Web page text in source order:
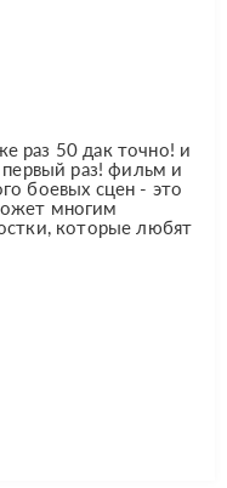
раз 50 дак точно! и
первый раз! фильм и
боевых сцен - это
многим
которые любят